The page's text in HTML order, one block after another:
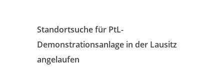
Standortsuche für PtL-
Demonstrationsanlage in der Lausitz
angelaufen